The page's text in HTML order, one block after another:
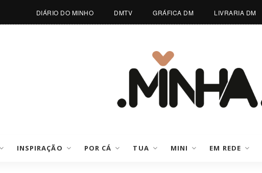
DIÁRIO DO MINHO DMTV GRÁFICA DM LIVRARIA DM
INSPIRAÇÃO POR CÁ TUA MINI EM REDE